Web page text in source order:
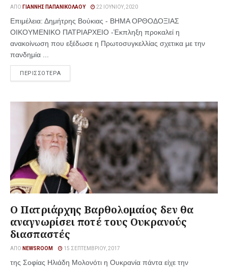
ΑΠΌ ΓΙΆΝΝΗΣ ΠΑΠΑΝΙΚΟΛΆΟΥ 22 ΙΟΥΝΊΟΥ, 2020
Επιμέλεια: Δημήτρης Βούκιας - ΒΗΜΑ ΟΡΘΟΔΟΞΙΑΣ
ΟΙΚΟΥΜΕΝΙΚΟ ΠΑΤΡΙΑΡΧΕΙΟ -Έκπληξη προκαλεί η
ανακοίνωση που εξέδωσε η Πρωτοσυγκελλίας σχετικα με την
πανδημία ...
ΠΕΡΙΣΣΟΤΕΡΑ
Ο Πατριάρχης Βαρθολομαίος δεν θα
αναγνωρίσει ποτέ τους Ουκρανούς
διασπαστές
ΑΠΌ NEWSROOM 15 ΣΕΠΤΕΜΒΡΊΟΥ, 2017
της Σοφίας Ηλιάδη Μολονότι η Ουκρανία πάντα είχε την